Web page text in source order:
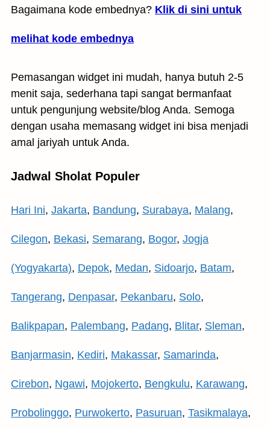
Bagaimana kode embednya? Klik di sini untuk
melihat kode embednya
Pemasangan widget ini mudah, hanya butuh 2-5
menit saja, sederhana tapi sangat bermanfaat
untuk pengunjung website/blog Anda. Semoga
dengan usaha memasang widget ini bisa menjadi
amal jariyah untuk Anda.
Jadwal Sholat Populer
Hari Ini, Jakarta, Bandung, Surabaya, Malang,
Cilegon, Bekasi, Semarang, Bogor, Jogja
(Yogyakarta), Depok, Medan, Sidoarjo, Batam,
Tangerang, Denpasar, Pekanbaru, Solo,
Balikpapan, Palembang, Padang, Blitar, Sleman,
Banjarmasin, Kediri, Makassar, Samarinda,
Cirebon, Ngawi, Mojokerto, Bengkulu, Karawang,
Probolinggo, Purwokerto, Pasuruan, Tasikmalaya,